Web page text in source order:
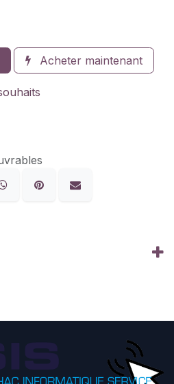
Acheter maintenant